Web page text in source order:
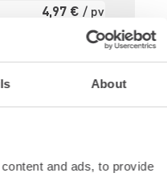
About
and ads, to provide
4,97 € / pv
/ pv